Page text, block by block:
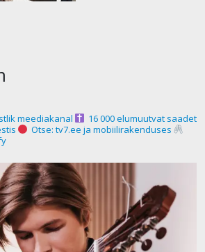
meediakanal
16 000 elumuutvat saadet
Otse: tv7.ee ja mobiilirakenduses